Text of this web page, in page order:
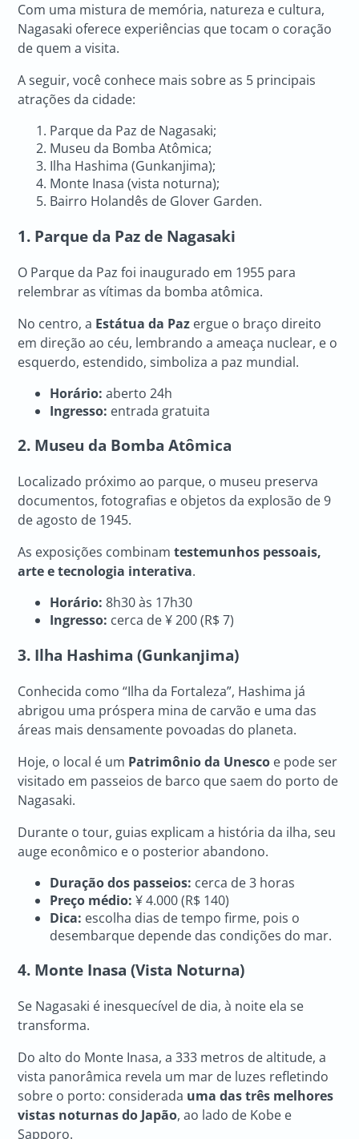
Com uma mistura de memória, natureza e cultura,
Nagasaki oferece experiências que tocam o coração
de quem a visita.
A seguir, você conhece mais sobre as 5 principais
atrações da cidade:
Parque da Paz de Nagasaki;
Museu da Bomba Atômica;
Ilha Hashima (Gunkanjima);
Monte Inasa (vista noturna);
Bairro Holandês de Glover Garden.
1. Parque da Paz de Nagasaki
O Parque da Paz foi inaugurado em 1955 para
relembrar as vítimas da bomba atômica.
No centro, a Estátua da Paz ergue o braço direito
em direção ao céu, lembrando a ameaça nuclear, e o
esquerdo, estendido, simboliza a paz mundial.
Horário: aberto 24h
Ingresso: entrada gratuita
2. Museu da Bomba Atômica
Localizado próximo ao parque, o museu preserva
documentos, fotografias e objetos da explosão de 9
de agosto de 1945.
As exposições combinamtestemunhos pessoais,
arte e tecnologia interativa.
Horário: 8h30 às 17h30
Ingresso: cerca de ¥ 200 (R$ 7)
3. Ilha Hashima (Gunkanjima)
Conhecida como “Ilha da Fortaleza”, Hashima já
abrigou uma próspera mina de carvão e uma das
áreas mais densamente povoadas do planeta.
Hoje, o local é um Patrimônio da Unesco e pode ser
visitado em passeios de barco que saem do porto de
Nagasaki.
Durante o tour, guias explicam a história da ilha, seu
auge econômico e o posterior abandono.
Duração dos passeios: cerca de 3 horas
Preço médio: ¥ 4.000 (R$ 140)
Dica: escolha dias de tempo firme, pois o
desembarque depende das condições do mar.
4. Monte Inasa (Vista Noturna)
Se Nagasaki é inesquecível de dia, à noite ela se
transforma.
Do alto do Monte Inasa, a 333 metros de altitude, a
vista panorâmica revela um mar de luzes refletindo
sobre o porto: considerada uma das três melhores
vistas noturnas do Japão, ao lado de Kobe e
Sapporo.